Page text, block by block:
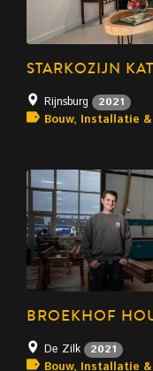
STARKOZIJN
Rijnsburg 2021
Bouw, Installatie
BROEKHOF
De Zilk 2021
Bouw, Installatie